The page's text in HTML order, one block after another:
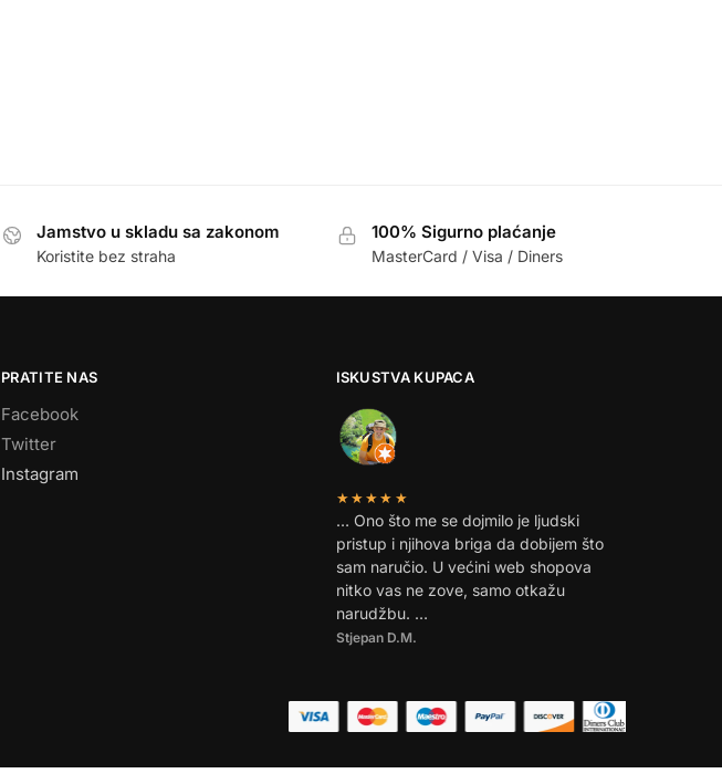
Jamstvo u skladu sa zakonom
Koristite bez straha
100% Sigurno plaćanje
MasterCard / Visa / Diners
PRATITE NAS
Facebook
Twitter
Instagram
ISKUSTVA KUPACA
★★★★★
… Ono što me se dojmilo je ljudski
pristup i njihova briga da dobijem što
sam naručio. U većini web shopova
nitko vas ne zove, samo otkažu
narudžbu. …
Stjepan D.M.